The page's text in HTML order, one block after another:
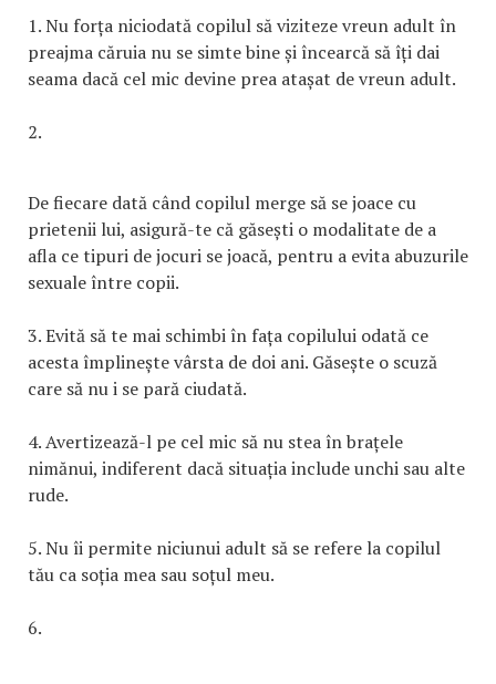
1. Nu forța niciodată copilul să viziteze vreun adult în
preajma căruia nu se simte bine și încearcă să îți dai
seama dacă cel mic devine prea atașat de vreun adult.
2.
De fiecare dată când copilul merge să se joace cu
prietenii lui, asigură-te că găsești o modalitate de a
afla ce tipuri de jocuri se joacă, pentru a evita abuzurile
sexuale între copii.
3. Evită să te mai schimbi în fața copilului odată ce
acesta împlinește vârsta de doi ani. Găsește o scuză
care să nu i se pară ciudată.
4. Avertizează-l pe cel mic să nu stea în brațele
nimănui, indiferent dacă situația include unchi sau alte
rude.
5. Nu îi permite niciunui adult să se refere la copilul
tău ca soția mea sau soțul meu.
6.